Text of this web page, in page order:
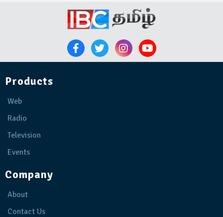
Products
Web
Radio
Television
Events
Company
About
Contact Us